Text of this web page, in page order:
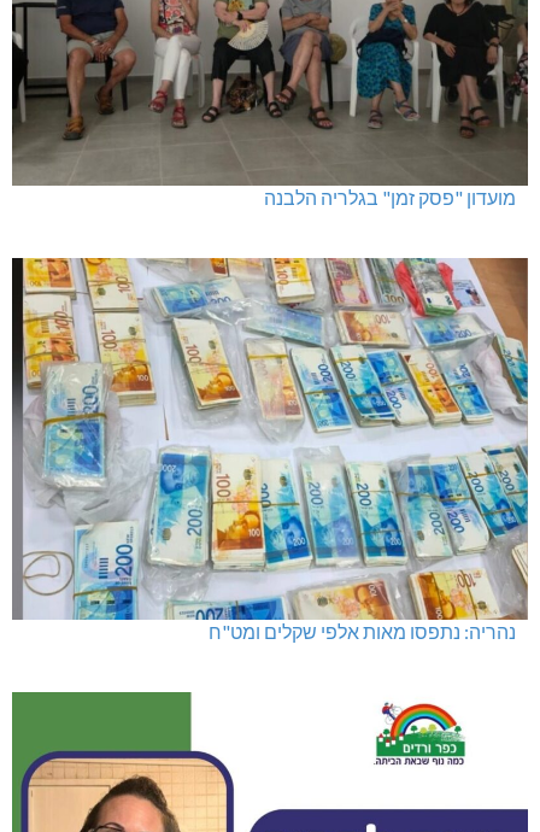
מועדון "פסק זמן" בגלריה הלבנה
נהריה: נתפסו מאות אלפי שקלים ומט"ח